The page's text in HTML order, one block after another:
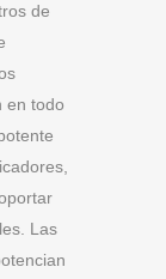
de
en todo
Las